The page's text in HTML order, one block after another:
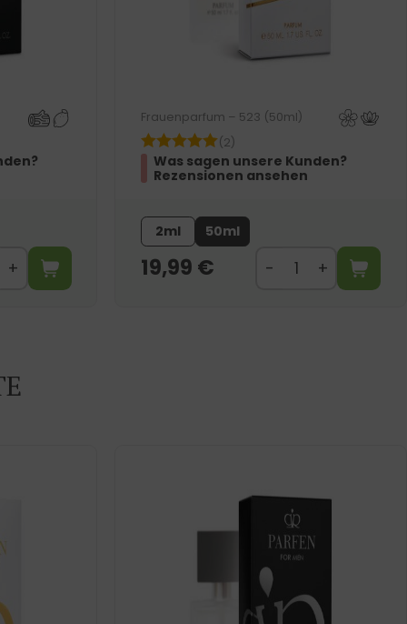
Frauenparfum – 523 (50ml)
(2)
Was sagen unsere Kunden?
Rezensionen ansehen
2ml 50ml
19,99 €